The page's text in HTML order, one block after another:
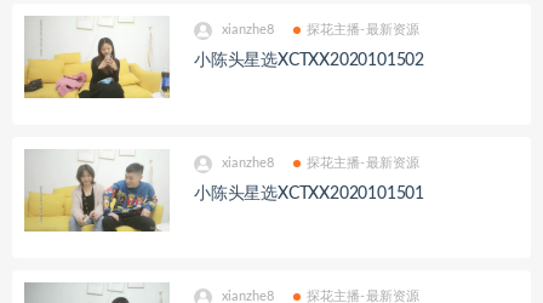
xianzhe8 探花主播-最新资源
小陈头星选XCTXX2020101502
xianzhe8 探花主播-最新资源
小陈头星选XCTXX2020101501
xianzhe8 探花主播-最新资源